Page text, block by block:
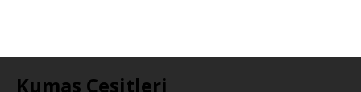
Kumaş Çeşitleri